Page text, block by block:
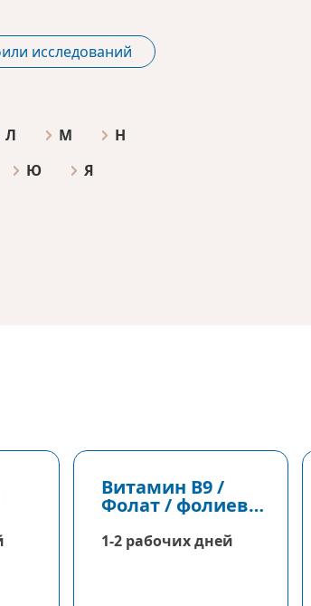
исследований
Л М
Н
Ю Я
Витамин В9 /
Фолат / фолиевая
1-2 рабочих дней